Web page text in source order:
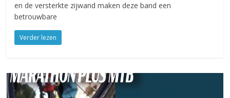
en de versterkte zijwand maken deze band een
betrouwbare
Verder lezen